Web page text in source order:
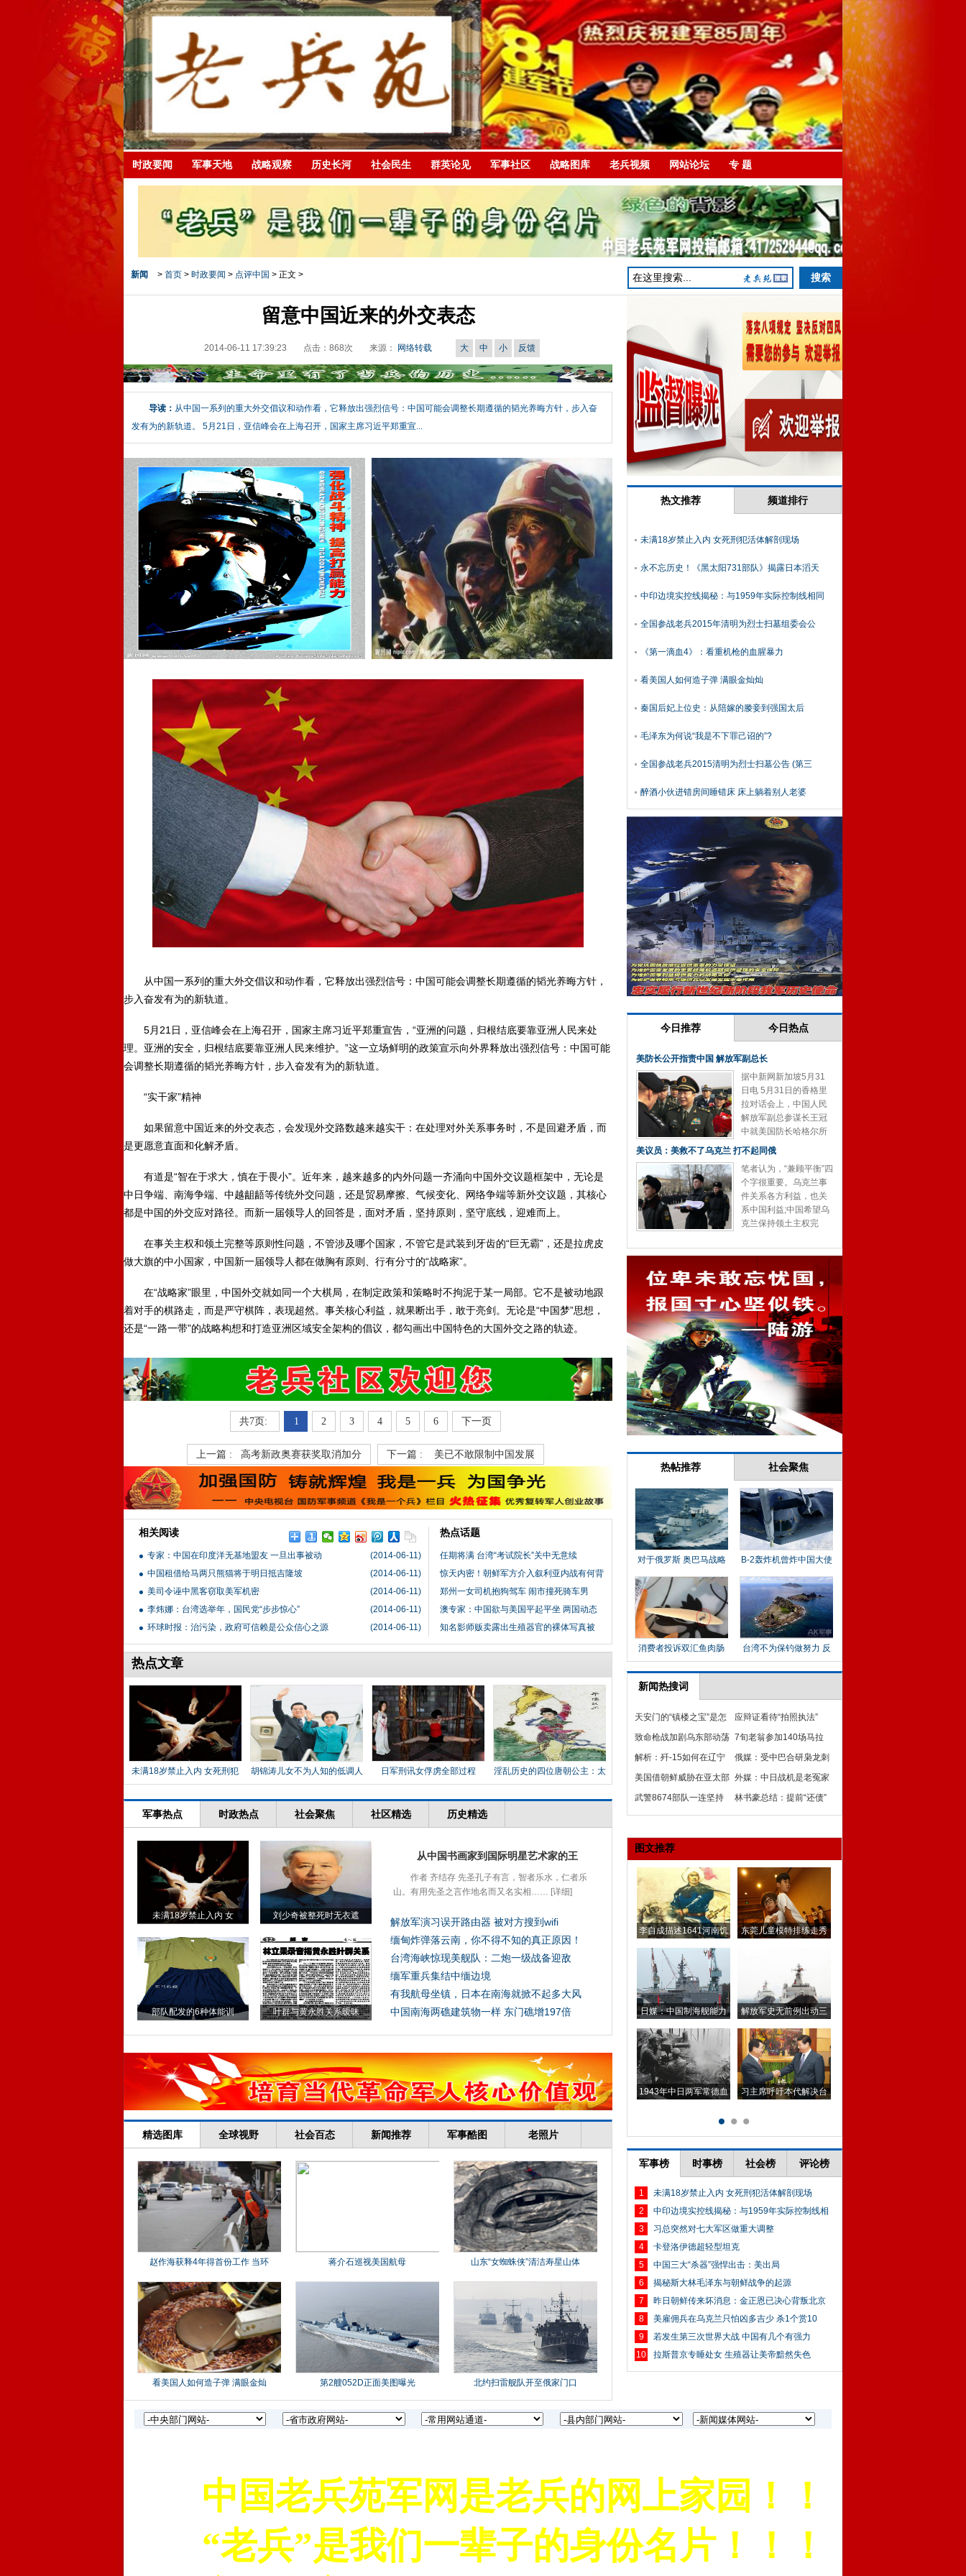
时政要闻 军事天地 战略观察 历史长河 社会民生 群英论见 军事社区 战略图库 老兵视频 网站论坛 专 题
新闻 > 首页 > 时政要闻 > 点评中国 > 正文 >
留意中国近来的外交表态
2014-06-11 17:39:23 点击： 868次 来源： 网络转载 大 中 小 反馈
导读： 从中国一系列的重大外交倡议和动作看，它释放出强烈信号：中国可能会调整长期遵循的韬光养晦方针，步入奋
发有为的新轨道。 5月21日，亚信峰会在上海召开，国家主席习近平郑重宣...
从中国一系列的重大外交倡议和动作看，它释放出强烈信号：中国可能会调整长期遵循的韬光养晦方针，
步入奋发有为的新轨道。
5月21日，亚信峰会在上海召开，国家主席习近平郑重宣告，“亚洲的问题，归根结底要靠亚洲人民来处
理。亚洲的安全，归根结底要靠亚洲人民来维护。”这一立场鲜明的政策宣示向外界释放出强烈信号：中国可能
会调整长期遵循的韬光养晦方针，步入奋发有为的新轨道。
“实干家”精神
如果留意中国近来的外交表态，会发现外交路数越来越实干：在处理对外关系事务时，不是回避矛盾，而
是更愿意直面和化解矛盾。
有道是“智在于求大，慎在于畏小”。近年来，越来越多的内外问题一齐涌向中国外交议题框架中，无论是
中日争端、南海争端、中越龃龉等传统外交问题，还是贸易摩擦、气候变化、网络争端等新外交议题，其核心
都是中国的外交应对路径。而新一届领导人的回答是，面对矛盾，坚持原则，坚守底线，迎难而上。
在事关主权和领土完整等原则性问题，不管涉及哪个国家，不管它是武装到牙齿的“巨无霸”，还是拉虎皮
做大旗的中小国家，中国新一届领导人都在做胸有原则、行有分寸的“战略家”。
在“战略家”眼里，中国外交就如同一个大棋局，在制定政策和策略时不拘泥于某一局部。它不是被动地跟
着对手的棋路走，而是严守棋阵，表现超然。事关核心利益，就果断出手，敢于亮剑。无论是“中国梦”思想，
还是“一路一带”的战略构想和打造亚洲区域安全架构的倡议，都勾画出中国特色的大国外交之路的轨迹。
共7页: 1 2 3 4 5 6 下一页
上一篇 : 高考新政奥赛获奖取消加分 下一篇 : 美已不敢限制中国发展
相关阅读
(2014-06-11)
专家：中国在印度洋无基地盟友 一旦出事被动
(2014-06-11)
中国租借给马两只熊猫将于明日抵吉隆坡
(2014-06-11)
美司令诬中黑客窃取美军机密
(2014-06-11)
李炜娜：台湾选举年，国民党“步步惊心”
(2014-06-11)
环球时报：治污染，政府可信赖是公众信心之源
热点话题
任期将满 台湾“考试院长”关中无意续
惊天内密！朝鲜军方介入叙利亚内战有何背
郑州一女司机抱狗驾车 闹市撞死骑车男
澳专家：中国欲与美国平起平坐 两国动态
知名影师贩卖露出生殖器官的裸体写真被
热点文章
未满18岁禁止入内 女死刑犯 胡锦涛儿女不为人知的低调人 日军刑讯女俘虏全部过程
淫乱历史的四位唐朝公主：太
平
热文推荐 频道排行
未满18岁禁止入内 女死刑犯活体解剖现场
永不忘历史！《黑太阳731部队》揭露日本滔天
中印边境实控线揭秘：与1959年实际控制线相同
全国参战老兵2015年清明为烈士扫墓组委会公
《第一滴血4》：看重机枪的血腥暴力
看美国人如何造子弹 满眼金灿灿
秦国后妃上位史：从陪嫁的媵妾到强国太后
毛泽东为何说“我是不下罪己诏的”?
全国参战老兵2015清明为烈士扫墓公告 (第三
醉酒小伙进错房间睡错床 床上躺着别人老婆
新闻热搜词
天安门的“镇楼之宝”是怎
么被发现的?
应辩证看待“拍照执法”
致命枪战加剧乌东部动荡
季莫申科建议和解
7旬老翁参加140场马拉
松 跑步看遍台湾好山水
解析：歼-15如何在辽宁
舰上起降
俄媒：受中巴合研枭龙刺
激 印加速研LCA第4代+
美国借朝鲜威胁在亚太部
署反导系统 中国严重不安
外媒：中日战机是老冤家
最好永远不要对峙
武警8674部队一连坚持
49年学雷锋纪事
林书豪总结：提前“还债”
最难一季也最真实
军事榜 时事榜 社会榜 评论榜
1
未满18岁禁止入内 女死刑犯活体解剖现场
2
中印边境实控线揭秘：与1959年实际控制线相
3
习总突然对七大军区做重大调整
4
卡登洛伊德超轻型坦克
5
中国三大“杀器”强悍出击：美出局
6
揭秘斯大林毛泽东与朝鲜战争的起源
7
昨日朝鲜传来坏消息：金正恩已决心背叛北京
8
美雇佣兵在乌克兰只怕凶多吉少 杀1个赏10
9
若发生第三次世界大战 中国有几个有强力
10
拉斯普京专睡处女 生殖器让美帝黯然失色
中国老兵苑军网是老兵的网上家园！！！
“老兵”是我们一辈子的身份名片！！！